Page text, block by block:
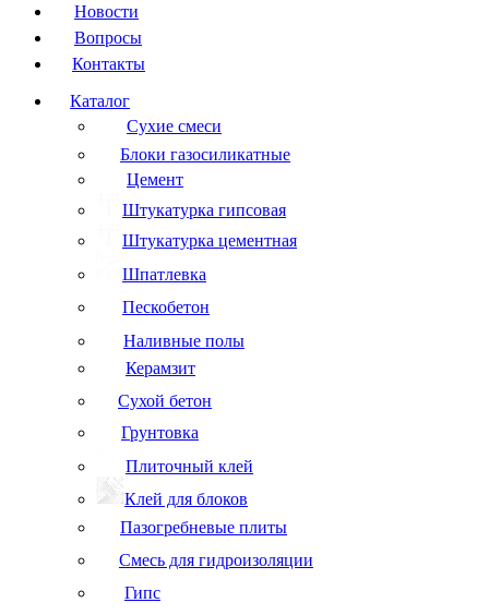
Новости
Вопросы
Контакты
Каталог
Сухие смеси
Блоки газосиликатные
Цемент
Штукатурка гипсовая
Штукатурка цементная
Шпатлевка
Пескобетон
Наливные полы
Керамзит
Сухой бетон
Грунтовка
Плиточный клей
Клей для блоков
Пазогребневые плиты
Смесь для гидроизоляции
Гипс